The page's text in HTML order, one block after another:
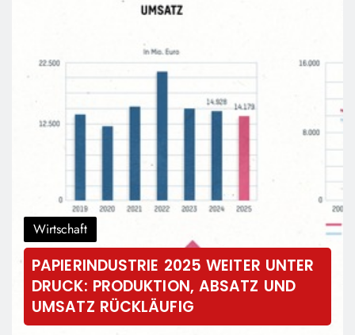
Wirtschaft
PAPIERINDUSTRIE 2025 WEITER UNTER
DRUCK: PRODUKTION, ABSATZ UND
UMSATZ RÜCKLÄUFIG